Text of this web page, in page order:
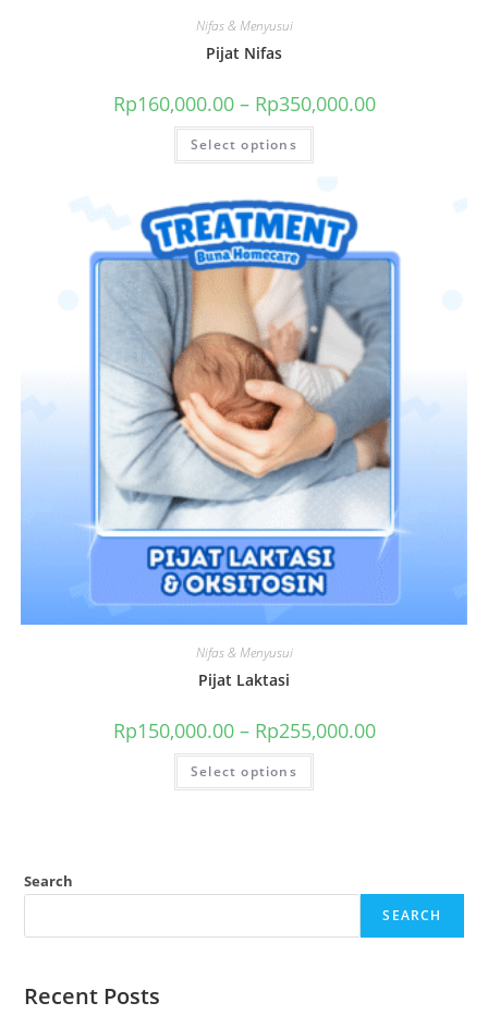
Nifas & Menyusui
Pijat Nifas
Rp160,000.00– Rp350,000.00
Select options
Nifas & Menyusui
Pijat Laktasi
Rp150,000.00– Rp255,000.00
Select options
Search
SEARCH
Recent Posts